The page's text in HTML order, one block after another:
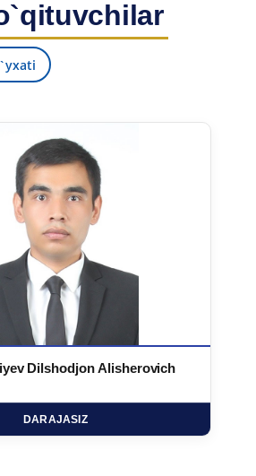
Dilshodjon Alisherovich
DARAJASIZ
8. Bakalavriat kvotasi (3)
9. Magistratura kvotasi (4) ✉️ Adminga yozish